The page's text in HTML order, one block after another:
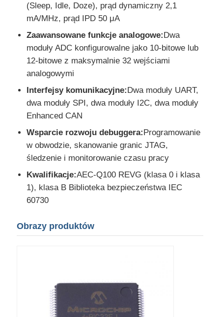
Części elektroniczne
Programowanie sterowników PLC
Moduł GPS
Moduł częstotliwości radiowych
Moduł zasilania
Antena komunikacyjna
Złącze
(Sleep, Idle, Doze), prąd dynamiczny 2,1
mA/MHz, prąd IPD 50 μA
Zaawansowane funkcje analogowe:Dwa
moduły ADC konfigurowalne jako 10-bitowe lub
12-bitowe z maksymalnie 32 wejściami
analogowymi
Interfejsy komunikacyjne:Dwa moduły UART,
dwa moduły SPI, dwa moduły I2C, dwa moduły
Enhanced CAN
Wsparcie rozwoju debuggera:Programowanie
w obwodzie, skanowanie granic JTAG,
śledzenie i monitorowanie czasu pracy
Kwalifikacje:AEC-Q100 REVG (klasa 0 i klasa
1), klasa B Biblioteka bezpieczeństwa IEC
60730
Obrazy produktów